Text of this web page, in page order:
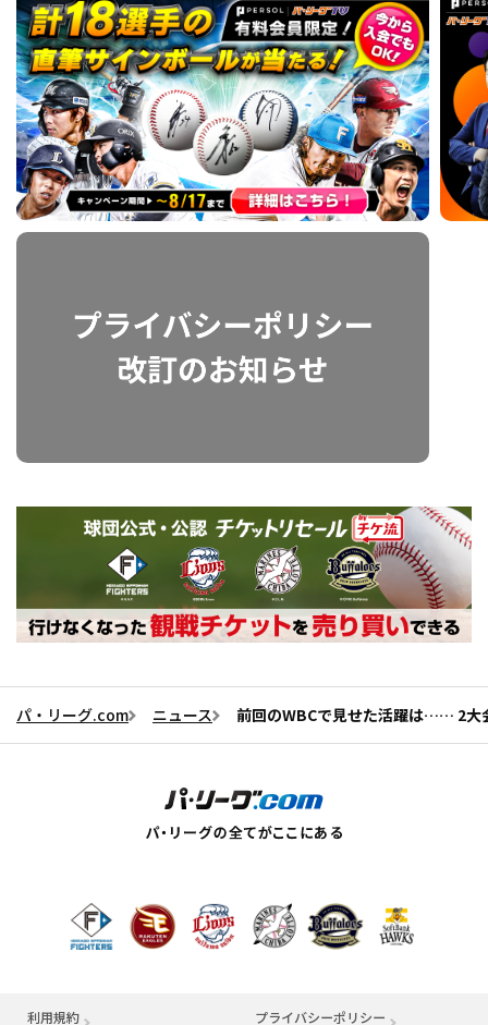
パ・リーグ.com ニュース 前回のWBCで見せた活躍は…… 2大
利用規約 プライバシーポリシー